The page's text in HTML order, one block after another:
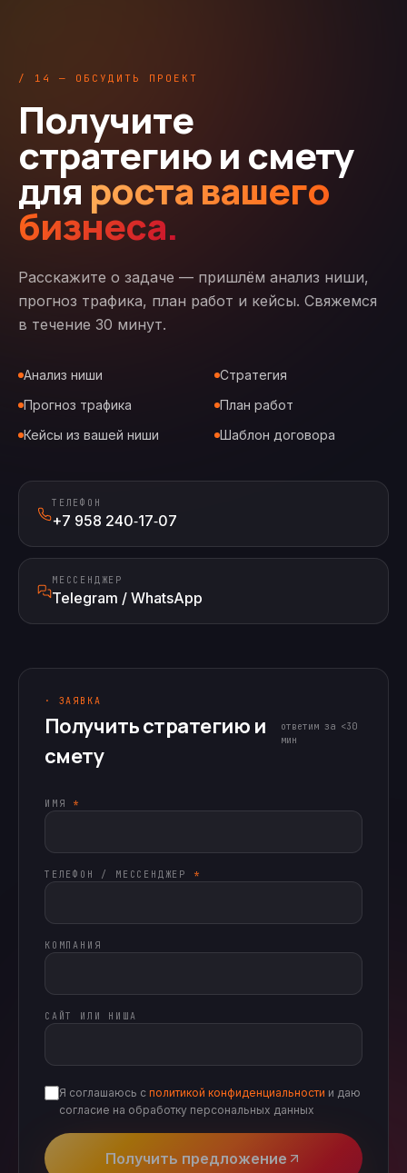
/ 14 — ОБСУДИТЬ ПРОЕКТ
Получите
стратегию и смету
для роста вашего
бизнеса.
Расскажите о задаче — пришлём анализ ниши,
прогноз трафика, план работ и кейсы. Свяжемся
в течение 30 минут.
Анализ ниши
Стратегия
Прогноз трафика
План работ
Кейсы из вашей ниши
Шаблон договора
ТЕЛЕФОН
+7 958 240‑17‑07
МЕССЕНДЖЕР
Telegram / WhatsApp
· ЗАЯВКА
Получить стратегию и
смету
ответим за <30
мин
ИМЯ *
ТЕЛЕФОН / МЕССЕНДЖЕР *
КОМПАНИЯ
САЙТ ИЛИ НИША
Я соглашаюсь с политикой конфиденциальности и даю
согласие на обработку персональных данных
Получить предложение